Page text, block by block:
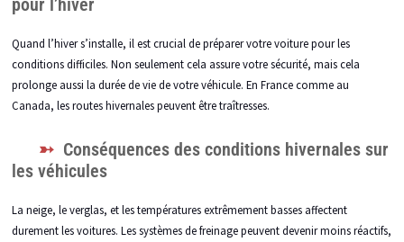
pour l’hiver
Quand l’hiver s’installe, il est crucial de préparer votre voiture pour les
conditions difficiles. Non seulement cela assure votre sécurité, mais cela
prolonge aussi la durée de vie de votre véhicule. En France comme au
Canada, les routes hivernales peuvent être traîtresses.
Conséquences des conditions hivernales sur
les véhicules
La neige, le verglas, et les températures extrêmement basses affectent
durement les voitures. Les systèmes de freinage peuvent devenir moins réactifs,